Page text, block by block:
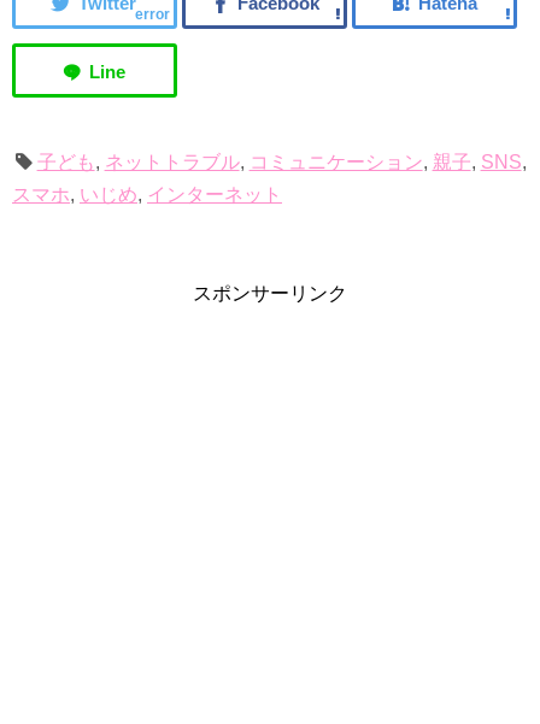
error
子ども, ネットトラブル, コミュニケーション, 親子, SNS,
スマホ, いじめ, インターネット
スポンサーリンク